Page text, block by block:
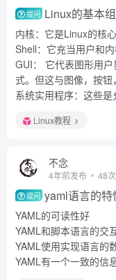
提问 Linux的基本
内核：它是Linux的核
Shell：它充当用户和内
GUI： 它代表图形用
式。但这与图像，按钮
系统实用程序：这些
Linux教程
不念
4年前发布 48
提问 yaml语言的特
YAML的可读性好
YAML和脚本语言的交
YAML使用实现语言的
YAML有一个一致的信